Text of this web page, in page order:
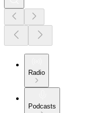
Radio
Podcasts